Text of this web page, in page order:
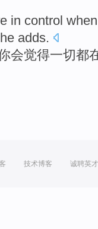
in control when
he adds.
会觉得一切都
技术博客 诚聘英才